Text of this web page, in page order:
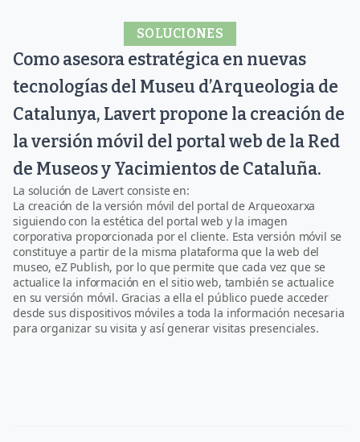
SOLUCIONES
Como asesora estratégica en nuevas
tecnologías del Museu d’Arqueologia de
Catalunya, Lavert propone la creación de
la versión móvil del portal web de la Red
de Museos y Yacimientos de Cataluña.
La solución de Lavert consiste en:
La creación de la versión móvil del portal de Arqueoxarxa
siguiendo con la estética del portal web y la imagen
corporativa proporcionada por el cliente. Esta versión móvil se
constituye a partir de la misma plataforma que la web del
museo, eZ Publish, por lo que permite que cada vez que se
actualice la información en el sitio web, también se actualice
en su versión móvil. Gracias a ella el público puede acceder
desde sus dispositivos móviles a toda la información necesaria
para organizar su visita y así generar visitas presenciales.